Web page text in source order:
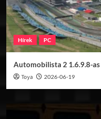
Hírek PC
Automobilista 2 1.6.9.8-
Toya 2026-06-19